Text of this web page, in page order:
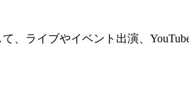
、ライブやイベント出演、